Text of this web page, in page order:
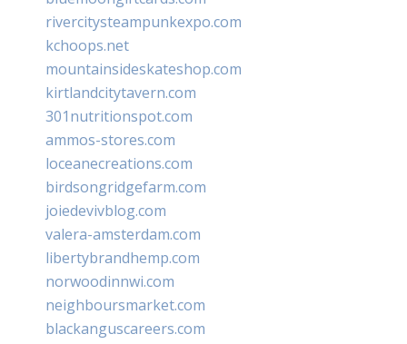
rivercitysteampunkexpo.com
kchoops.net
mountainsideskateshop.com
kirtlandcitytavern.com
301nutritionspot.com
ammos-stores.com
loceanecreations.com
birdsongridgefarm.com
joiedevivblog.com
valera-amsterdam.com
libertybrandhemp.com
norwoodinnwi.com
neighboursmarket.com
blackanguscareers.com